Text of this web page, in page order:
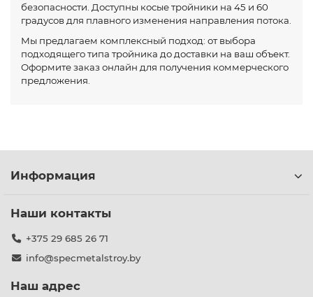
безопасности. Доступны косые тройники на 45 и 60
градусов для плавного изменения направления потока.
Мы предлагаем комплексный подход: от выбора
подходящего типа тройника до доставки на ваш объект.
Оформите заказ онлайн для получения коммерческого
предложения.
Информация
Наши контакты
+375 29 685 26 71
info@specmetalstroy.by
Наш адрес